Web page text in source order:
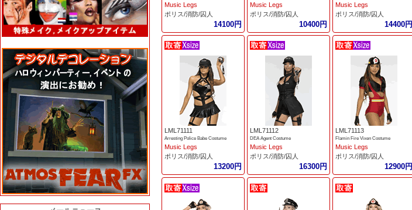
Music Legs
ポリス/消防/囚人
14100円
Music Legs
ポリス/消防/囚人
10400円
Music Legs
ポリス/消防/囚人
14400円
LML71111
Arresting Police Babe Costume
Music Legs
ポリス/消防/囚人
13200円
LML71112
DEA Agent Costume
Music Legs
ポリス/消防/囚人
16300円
LML71113
Flamin Fire Vixen Costume
Music Legs
ポリス/消防/囚人
12900円